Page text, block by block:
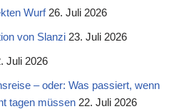
Wurf 26. Juli 2026
von Slanzi 23. Juli 2026
Juli 2026
– oder: Was passiert, wenn
tagen müssen 22. Juli 2026